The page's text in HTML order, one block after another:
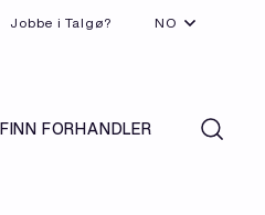
Jobbe i Talgø? NO
FINN FORHANDLER